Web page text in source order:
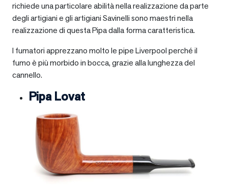
richiede una particolare abilità nella realizzazione da parte
degli artigiani e gli artigiani Savinelli sono maestri nella
realizzazione di questa Pipa dalla forma caratteristica.
I fumatori apprezzano molto le pipe Liverpool perché il
fumo è più morbido in bocca, grazie alla lunghezza del
cannello.
Pipa Lovat